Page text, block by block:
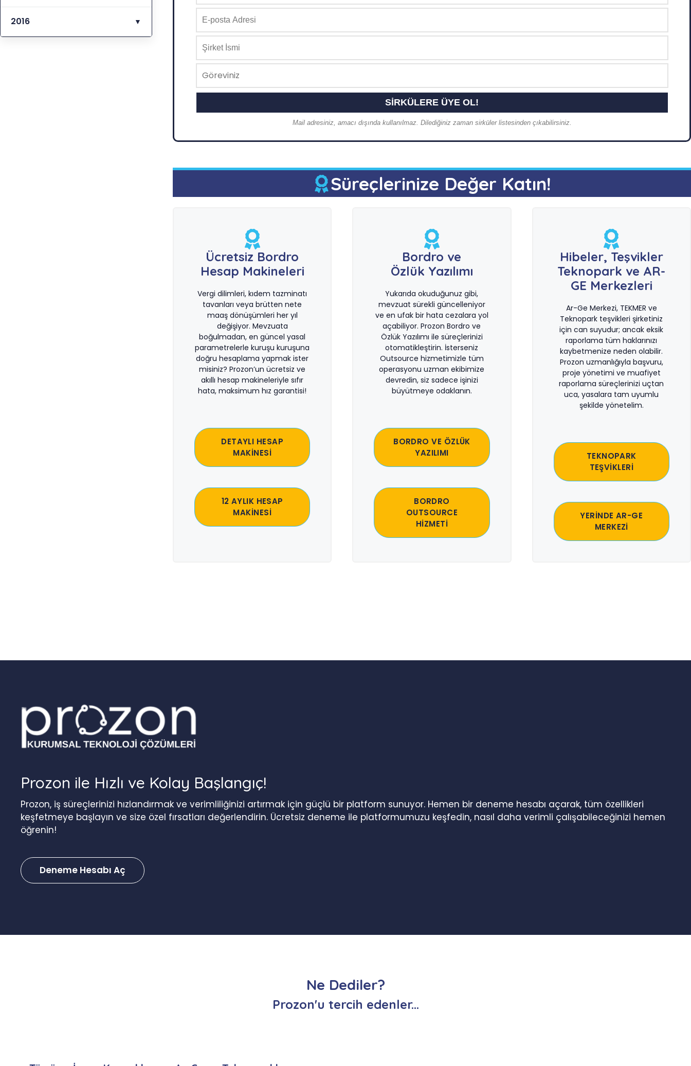
Mail adresiniz, amacı dışında kullanılmaz. Dilediğiniz zaman sirküler listesinden çıkabilirsiniz.
Süreçlerinize Değer Katın!
Ücretsiz Bordro
Hesap Makineleri
Vergi dilimleri, kıdem tazminatı
tavanları veya brütten nete
maaş dönüşümleri her yıl
değişiyor. Mevzuata
boğulmadan, en güncel yasal
parametrelerle kuruşu kuruşuna
doğru hesaplama yapmak ister
misiniz? Prozon’un ücretsiz ve
akıllı hesap makineleriyle sıfır
hata, maksimum hız garantisi!
DETAYLI HESAP
MAKİNESİ
12 AYLIK HESAP
MAKİNESİ
Bordro ve
Özlük Yazılımı
Yukarıda okuduğunuz gibi,
mevzuat sürekli güncelleniyor
ve en ufak bir hata cezalara yol
açabiliyor. Prozon Bordro ve
Özlük Yazılımı ile süreçlerinizi
otomatikleştirin. İsterseniz
Outsource hizmetimizle tüm
operasyonu uzman ekibimize
devredin, siz sadece işinizi
büyütmeye odaklanın.
BORDRO VE ÖZLÜK
YAZILIMI
BORDRO
OUTSOURCE
HİZMETİ
Hibeler, Teşvikler
Teknopark ve AR-
GE Merkezleri
Ar-Ge Merkezi, TEKMER ve
Teknopark teşvikleri şirketiniz
için can suyudur; ancak eksik
raporlama tüm haklarınızı
kaybetmenize neden olabilir.
Prozon uzmanlığıyla başvuru,
proje yönetimi ve muafiyet
raporlama süreçlerinizi uçtan
uca, yasalara tam uyumlu
şekilde yönetelim.
TEKNOPARK
TEŞVİKLERİ
YERİNDE AR-GE
MERKEZİ
2016 ▼
Prozon ile Hızlı ve Kolay Başlangıç!
Prozon, iş süreçlerinizi hızlandırmak ve verimliliğinizi artırmak için güçlü bir platform sunuyor. Hemen bir deneme hesabı açarak, tüm özellikleri
keşfetmeye başlayın ve size özel fırsatları değerlendirin. Ücretsiz deneme ile platformumuzu keşfedin, nasıl daha verimli çalışabileceğinizi hemen
öğrenin!
Deneme Hesabı Aç
Ne Dediler?
Prozon'u tercih edenler...